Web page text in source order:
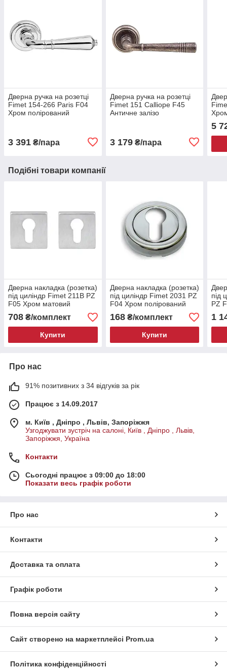
Дверна ручка на розетці
Fimet 154-266 Paris F04
Хром полірований
3 391 ₴/пара
Дверна ручка на розетці
Fimet 151 Calliope F45
Античне залізо
3 179₴/пара
5
Подібні товари компанії
Дверна накладка (розетка)
під циліндр Fimet 211B PZ
F05 Хром матовий
708 ₴/комплект
Купити
Дверна накладка (розетка)
під циліндр Fimet 2031 PZ
F04 Хром полірований
168₴/комплект
Купити
під
PZ
1
Про нас
91% позитивних з 34 відгуків за рік
Працює з 14.09.2017
м. Київ , Дніпро , Львів, Запоріжжя
Узгоджувати зустріч на салоні, Київ , Дніпро , Львів,
Запоріжжя, Україна
Контакти
Сьогодні працює з 09:00 до 18:00
Показати весь графік роботи
Про нас
Контакти
Доставка та оплата
Графік роботи
Повна версія сайту
Сайт створено на маркетплейсі Prom.ua
Політика конфіденційності